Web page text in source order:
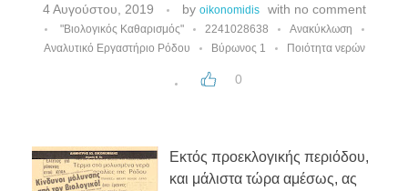
4 Αυγούστου, 2019 by oikonomidis with no comment
"Βιολογικός Καθαρισμός" 2241028638
Ανακύκλωση
Αναλυτικό Εργαστήριο Ρόδου
Βύρωνος 1 Ποιότητα νερών
0
Εκτός προεκλογικής περιόδου,
και μάλιστα τώρα αμέσως, ας